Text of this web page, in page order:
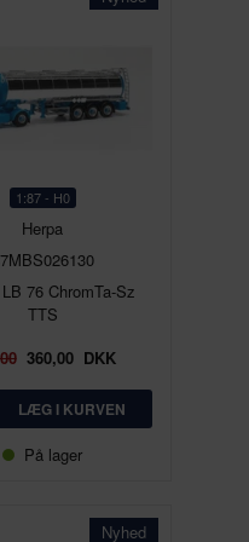
1:87 - H0
Herpa
76 ChromTa-Sz
TTS
360,00DKK
På lager
Nyhed